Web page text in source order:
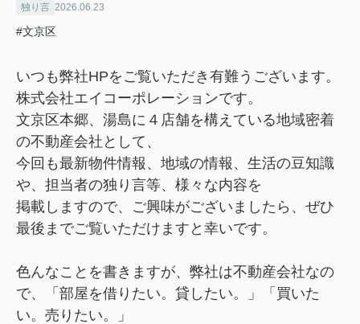
独り言 2026.06.23
#文京区
いつも弊社HPをご覧いただき有難うございます。
株式会社エイコーポレーションです。
文京区本郷、湯島に４店舗を構えている地域密着
の不動産会社として、
今回も最新物件情報、地域の情報、生活の豆知識
や、担当者の独り言等、様々な内容を
掲載しますので、ご興味がございましたら、ぜひ
最後までご覧いただけますと幸いです。
色んなことを書きますが、 弊社は不動産会社なの
で、「部屋を借りたい。貸したい。」「買いた
い。売りたい。」